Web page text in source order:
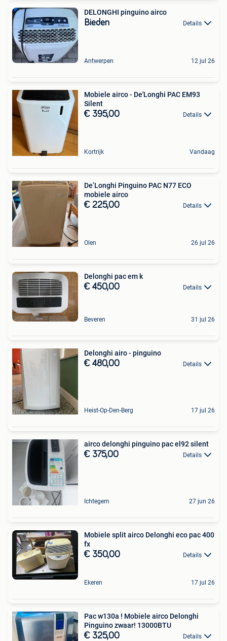
DELONGHI pinguino airco
Bieden Details
Antwerpen 12 jul 26
Mobiele airco - De'Longhi PAC EM93
Silent
€ 395,00 Details
Kortrijk Vandaag
De’Longhi Pinguino PAC N77 ECO
mobiele airco
€ 225,00 Details
Olen 26 jul 26
Delonghi pac em k
€ 450,00 Details
Beveren 31 jul 26
Delonghi airo - pinguino
€ 480,00 Details
Heist-Op-Den-Berg 17 jul 26
airco delonghi pinguino pac el92 silent
€ 375,00 Details
Ichtegem 27 jun 26
Mobiele split airco Delonghi eco pac 400
fx
€ 350,00 Details
Ekeren 17 jul 26
Pac w130a ! Mobiele airco Delonghi
Pinguino zwaar! 13000BTU
€ 325,00 Details